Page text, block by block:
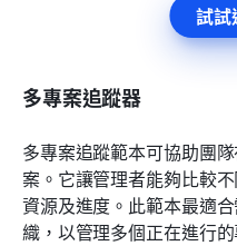
試試
多專案追蹤器
多專案追蹤範本可協助團
案。它讓管理者能夠比較
資源及進度。此範本最適
織，以管理多個正在進行的